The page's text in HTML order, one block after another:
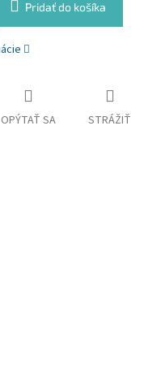
Pridať do košíka
OPÝTAŤ SA STRÁŽIŤ